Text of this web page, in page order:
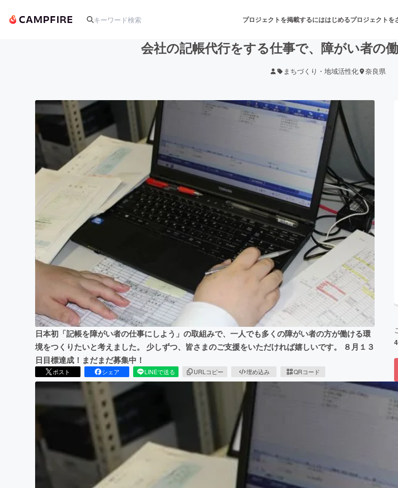
プロジェクトを掲載するにははじめるプロジェクトを
舞台・パ
テクノロジー・ガジェット
映像・映画 書籍・雑誌出版 アニメ・漫画
ビジネス・起業 チャレンジ ビューティ
まちづくり・地域活性化
CAMPFIRE for Social Good
CAMPFIRE Creation
CAMPFIREふるさと納税 machi-yaコミュニティ
会社の記帳代行をする仕事で、障がい者の
まちづくり・地域活性化 奈良県
日本初「記帳を障がい者の仕事にしよう」の取組みで、一人でも多くの障がい者の方が働ける環
境をつくりたいと考えました。 少しずつ、皆さまのご支援をいただければ嬉しいです。 ８月１３
日目標達成！まだまだ募集中！
ポスト シェア LINEで送る URLコピー 埋め込み QRコード